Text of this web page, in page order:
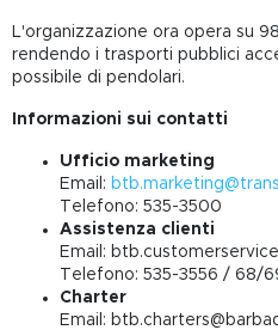
L'organizzazione ora opera su
rendendo i trasporti pubblici
possibile di pendolari.
Informazioni sui contatti
Ufficio marketing
Email:
Telefono: 535-3500
Assistenza clienti
Email:
Telefono: 535-3556 / 68/
Charter
Email: